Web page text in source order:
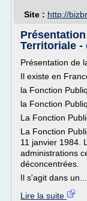
Site : http://
Territoriale -
Présentation de
Il existe en
la Fonction
la Fonction
La Fonction
La Fonction
11 janvier 1984.
administrations
déconcentrées.
Il s'agit dans un...
Lire la suite